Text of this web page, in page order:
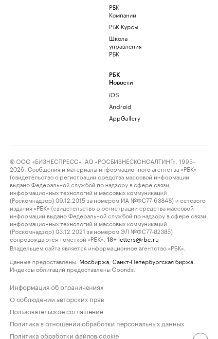
РБК
Компании
РБК Курсы
Школа
управления
РБК
РБК
Новости
iOS
Android
AppGallery
© ООО «БИЗНЕСПРЕСС», АО «РОСБИЗНЕСКОНСАЛТИНГ», 1995–
2026. Сообщения и материалы информационного агентства «РБК»
(свидетельство о регистрации средства массовой информации
выдано Федеральной службой по надзору в сфере связи,
информационных технологий и массовых коммуникаций
(Роскомнадзор) 09.12.2015 за номером ИА №ФС77-63848) и сетевого
издания «РБК» (свидетельство о регистрации средства массовой
информации выдано Федеральной службой по надзору в сфере связи,
информационных технологий и массовых коммуникаций
(Роскомнадзор) 03.12.2021 за номером ЭЛ №ФС77-82385)
сопровождаются пометкой «РБК».
18+ letters@rbc.ru
Владельцем сайта является информационное агентство «РБК».
Данные предоставлены: Мосбиржа Санкт-Петербургская биржа
Индексы облигаций предоставлены Cbonds.
Информация об ограничениях
О соблюдении авторских прав
Пользовательское соглашение
Политика в отношении обработки персональных данных
Политика обработки файлов cookie